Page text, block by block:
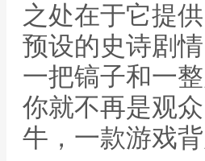
之处在于它提
预设的史诗剧
一把镐子和一
你就不再是观
牛，一款游戏